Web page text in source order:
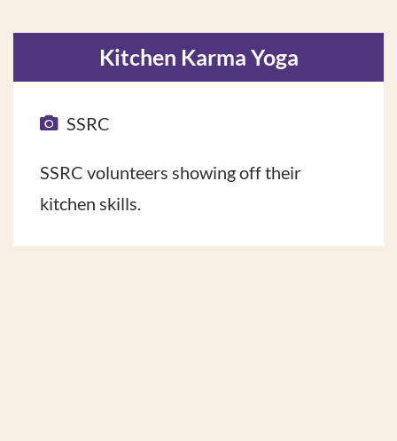
Kitchen Karma Yoga
SSRC
SSRC volunteers showing off their
kitchen skills.